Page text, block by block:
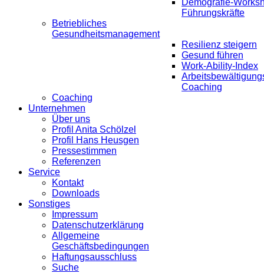
Demografie-
Führungskräfte
Betriebliches
Gesundheitsmanagement
Resilienz steigern
Gesund führen
Work-Ability-Index
Coaching
Coaching
Unternehmen
Über uns
Profil Anita Schölzel
Profil Hans Heusgen
Pressestimmen
Referenzen
Service
Kontakt
Downloads
Sonstiges
Impressum
Datenschutzerklärung
Allgemeine
Geschäftsbedingungen
Haftungsausschluss
Suche